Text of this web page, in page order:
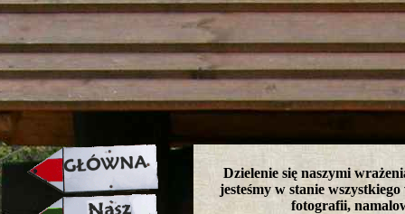
strona w naprawie zapraszamy
Dzielenie się naszymi
jesteśmy w stanie
fotografii,